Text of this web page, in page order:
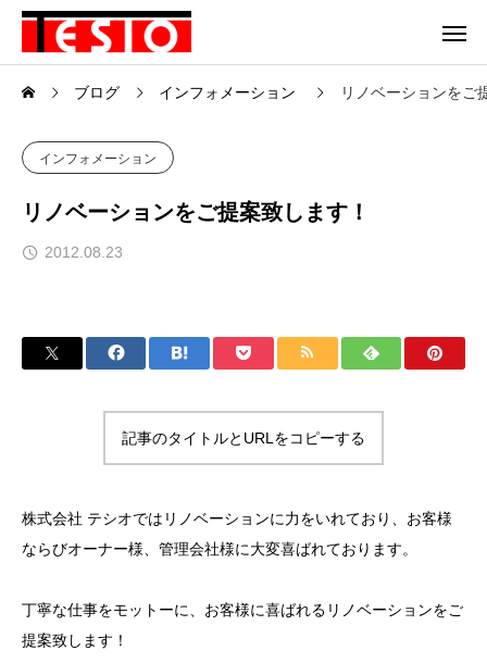
ブログ インフォメーション リノベーションをご
インフォメーション
リノベーションをご提案致します！
2012.08.23
記事のタイトルとURLをコピーする
株式会社 テシオではリノベーションに力をいれており、お客様
ならびオーナー様、管理会社様に大変喜ばれております。
丁寧な仕事をモットーに、お客様に喜ばれるリノベーションをご
提案致します！